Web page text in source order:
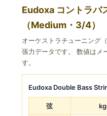
Eudoxa コントラバ
（Medium・3/4）
オーケストラチューニング
張力データです。 数値はメ
す。
Eudoxa Double Bass
弦 kg